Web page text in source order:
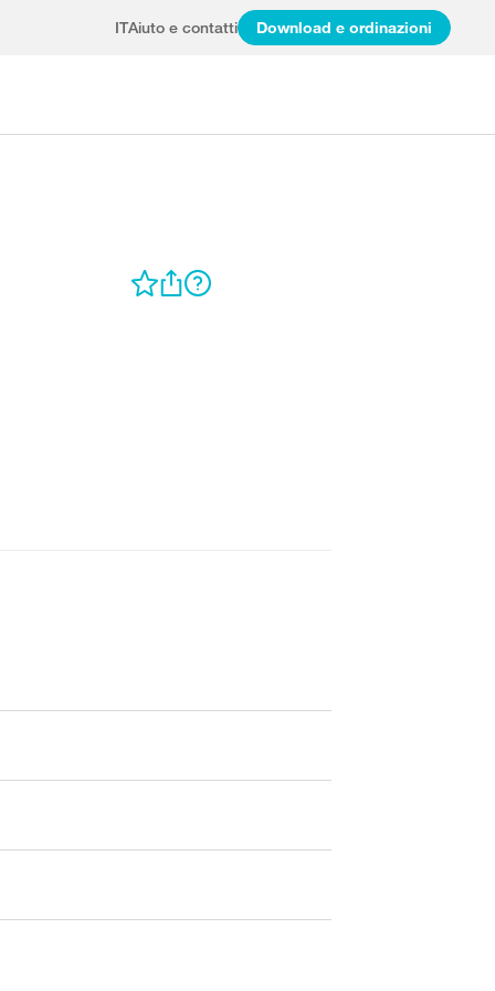
ITAiuto e contatti Download e ordinazioni